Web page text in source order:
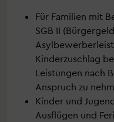
Für Familien mit
SGB II
Kinderzuschlag
Leistungen nach
Anspruch zu
Kinder und
Ausflügen und